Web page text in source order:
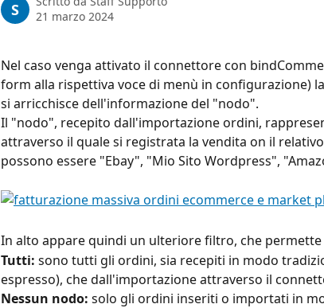
S
21 marzo 2024
Nel caso venga attivato il connettore con
form alla rispettiva voce di menù in configurazione)
si arricchisce dell'informazione del "nodo".
Il "nodo", recepito dall'importazione ordini,
attraverso il quale si registrata la vendita on il
possono essere "Ebay", "Mio Sito Wordpress",
In alto appare quindi un ulteriore filtro, che permette
Tutti: sono tutti gli ordini, sia recepiti in modo
espresso), che dall'importazione attraverso il
Nessun nodo: solo gli ordini inseriti o importati in